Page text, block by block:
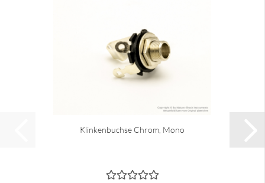
Klinkenbuchse Chrom, Mono